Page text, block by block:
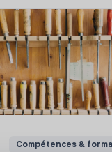
Compétences &